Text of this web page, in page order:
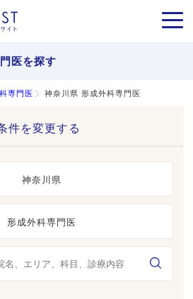
医を探す
専門医 神奈川県 形成外科専門医
件を変更する
神奈川県
形成外科専門医